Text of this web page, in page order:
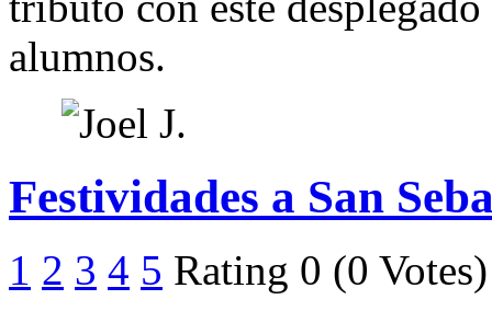
alumnos.
Festividades a San
1 2 3 4 5 Rating 0 (0 Votes)